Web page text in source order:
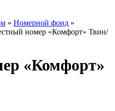
» Номерной фонд »
номер «Комфорт» Твин/
«Комфорт»